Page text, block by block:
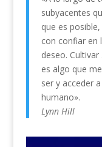
subyacentes
que es
con confiar en
deseo.
es algo que
ser y acceder
humano».
Lynn Hill